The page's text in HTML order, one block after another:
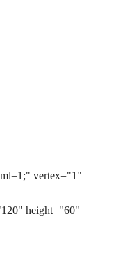
vertex="1"
height="60"